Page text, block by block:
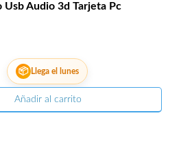
Usb Audio 3d Tarjeta Pc
📦 Llega el lunes
Añadir al carrito